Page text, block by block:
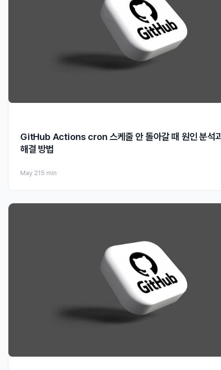
GitHub Actions cron 스케줄 안 돌아갈 때 원인 분석
해결 방법
May 21 5 min